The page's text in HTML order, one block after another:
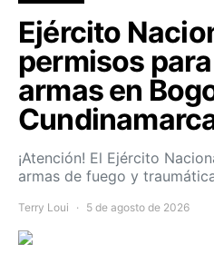
Ejército
permisos
armas en
¡Atención! El Ejército
armas de fuego y
Terry Loui 5 de agosto de 2026